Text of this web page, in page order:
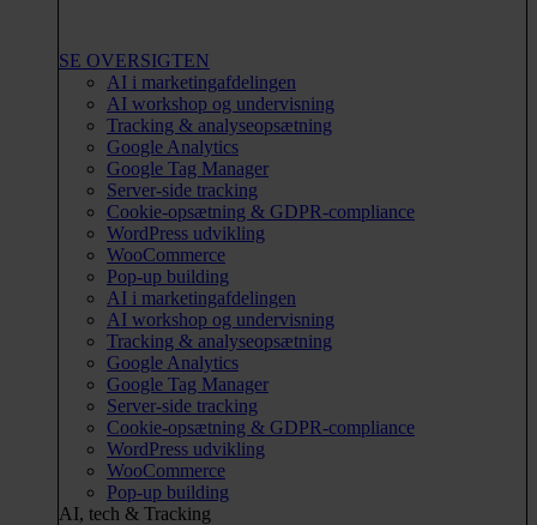
SE OVERSIGTEN
AI i marketingafdelingen
AI workshop og undervisning
Tracking & analyseopsætning
Google Analytics
Google Tag Manager
Server-side tracking
Cookie-opsætning & GDPR-compliance
WordPress udvikling
WooCommerce
Pop-up building
AI i marketingafdelingen
AI workshop og undervisning
Tracking & analyseopsætning
Google Analytics
Google Tag Manager
Server-side tracking
Cookie-opsætning & GDPR-compliance
WordPress udvikling
WooCommerce
Pop-up building
AI, tech & Tracking